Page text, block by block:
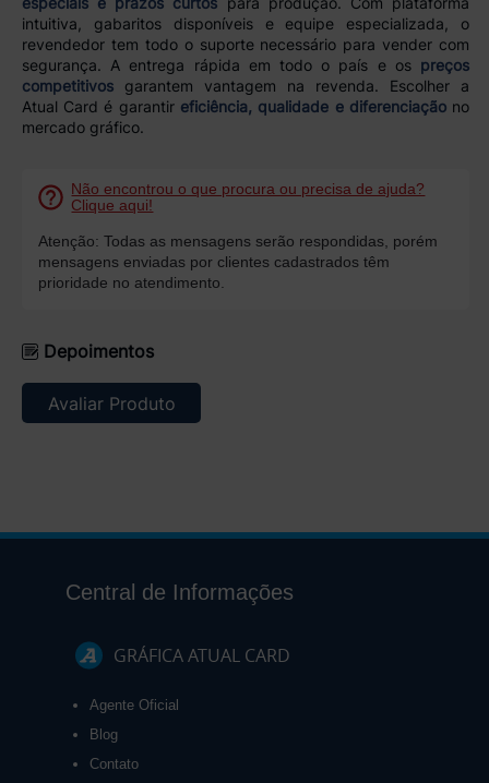
intuitiva, gabaritos disponíveis e equipe especializada, o
revendedor tem todo o suporte necessário para vender com
segurança. A entrega rápida em todo o país e os preços
competitivosgarantem vantagem na revenda. Escolher a
Atual Card é garantir eficiência, qualidade e diferenciaçãono
mercado gráfico.
Não encontrou o que procura ou precisa de ajuda?
Clique aqui!
Atenção: Todas as mensagens serão respondidas, porém
mensagens enviadas por clientes cadastrados têm
prioridade no atendimento.
Depoimentos
Avaliar Produto
Central de Informações
GRÁFICA ATUAL CARD
Agente Oficial
Blog
Contato